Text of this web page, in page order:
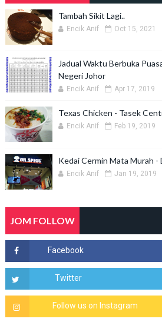
Tambah Sikit Lagi..
Encik Anif Oct 15, 2021
Jadual Waktu Berbuka
Negeri Johor
Encik Anif Apr 17, 2019
Texas Chicken - Tasek
Encik Anif Feb 19, 2019
Kedai Cermin Mata Murah -
Encik Anif Jan 19, 2019
JOM FOLLOW